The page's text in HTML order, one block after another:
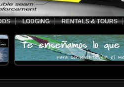
LODGING RENTALS & TOURS